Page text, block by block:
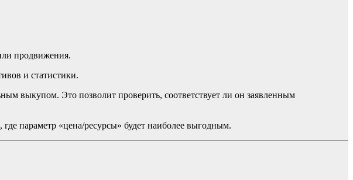
продвижения.
и статистики.
выкупом. Это позволит проверить, соответствует ли он заявленным
параметр «цена/ресурсы» будет наиболее выгодным.